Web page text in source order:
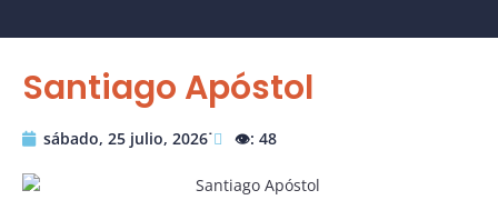
Santiago Apóstol
sábado, 25 julio, 2026˙ 👁️: 48